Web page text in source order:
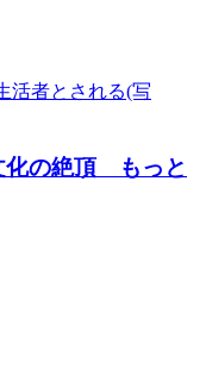
化の絶頂 もっと